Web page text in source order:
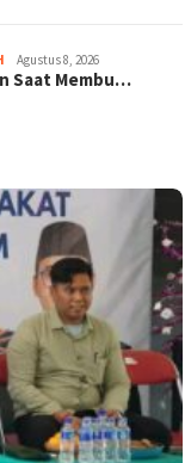
Agustus 8, 2026
Saat Membu…